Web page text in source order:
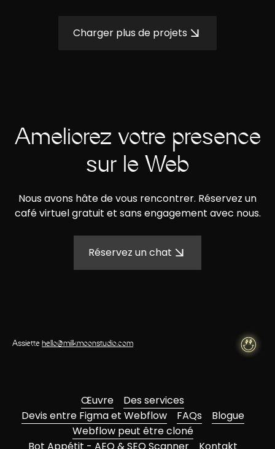
Charger plus de projets
Améliorez votre présence
sur le Web
Nous avons hâte de vous rencontrer. Réservez un
café virtuel gratuit et sans engagement avec nous.
Réservez un chat
Assiettehello@milkmoonstudio.com
Œuvre
Des services
Devis entre Figma et Webflow
FAQs
Blogue
Webflow peut être cloné
Bot Appétit - AEO & SEO Scanner
Kontakt